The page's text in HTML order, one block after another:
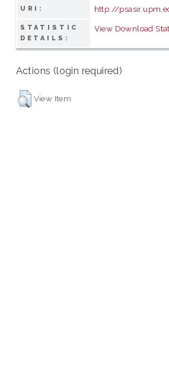
URI: http://
STATISTIC
DETAILS:
View Download
Actions (login required)
View Item